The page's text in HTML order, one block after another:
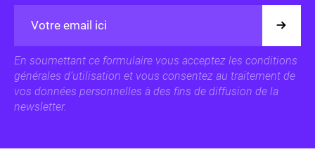
En soumettant ce formulaire vous acceptez les conditions
générales d’utilisation et vous consentez au traitement de
vos données personnelles à des fins de diffusion de la
newsletter.